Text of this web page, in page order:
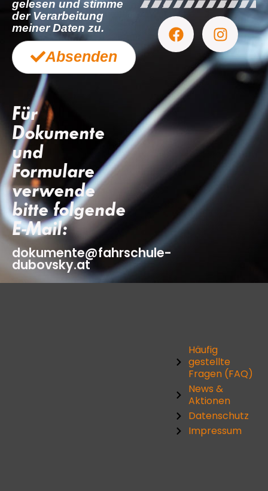
gelesen und stimme
der Verarbeitung
meiner Daten zu.
Absenden
Für
Dokumente
und
Formulare
verwende
bitte folgende
E-Mail:
dokumente@fahrschule-
dubovsky.at
Häufig
gestellte
Fragen (FAQ)
News &
Aktionen
Datenschutz
Impressum